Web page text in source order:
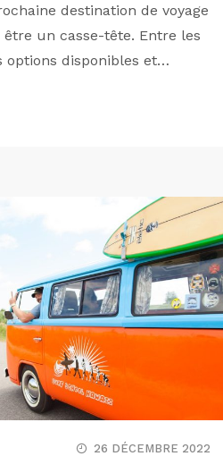
destination de voyage
un casse-tête. Entre les
options disponibles et…
26 DÉCEMBRE 2022